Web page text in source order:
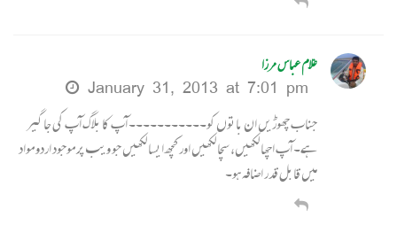
غلام عباس مرزا
January 31, 2013 at 7:01 pm
جناب چھوڑیں ان باتوں کو۔۔۔۔۔۔۔۔۔۔۔ آپ کا بلاگ آپ کی جاگیر
ہے۔ آپ اچھا لکھیں، سچا لکھیں اور کچھ ایسا لکھیں جو ویب پر موجود اردو مواد
میں قابل قدر اضافہ ہو۔